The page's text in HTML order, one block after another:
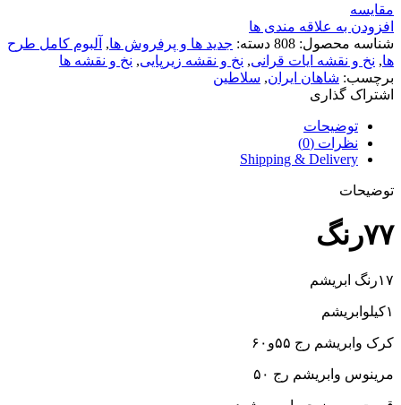
مقایسه
افزودن به علاقه مندی ها
شناسه محصول: 808 دسته: جدید ها و پرفروش ها, آلبوم کامل طرح
ها, نخ و نقشه ایات قرانی, نخ و نقشه زیرپایی, نخ و نقشه ها
برچسب: شاهان ایران, سلاطین
اشتراک گذاری
توضیحات
نظرات (0)
Shipping & Delivery
توضیحات
۷۷رنگ
۱۷رنگ ابریشم
۱کیلوابریشم
کرک وابریشم رج ۵۵و۶۰
مرینوس وابریشم رج ۵۰